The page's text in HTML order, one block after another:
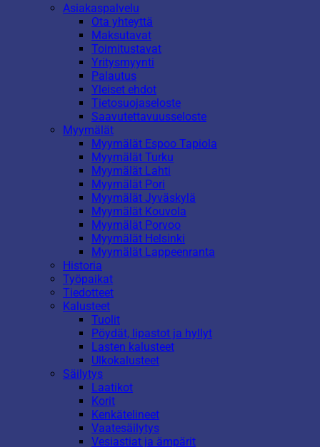
Asiakaspalvelu
Ota yhteyttä
Maksutavat
Toimitustavat
Yritysmyynti
Palautus
Yleiset ehdot
Tietosuojaseloste
Saavutettavuusseloste
Myymälät
Myymälät Espoo Tapiola
Myymälät Turku
Myymälät Lahti
Myymälät Pori
Myymälät Jyväskylä
Myymälät Kouvola
Myymälät Porvoo
Myymälät Helsinki
Myymälät Lappeenranta
Historia
Työpaikat
Tiedotteet
Kalusteet
Tuolit
Pöydät, lipastot ja hyllyt
Lasten kalusteet
Ulkokalusteet
Säilytys
Laatikot
Korit
Kenkätelineet
Vaatesäilytys
Vesiastiat ja ämpärit